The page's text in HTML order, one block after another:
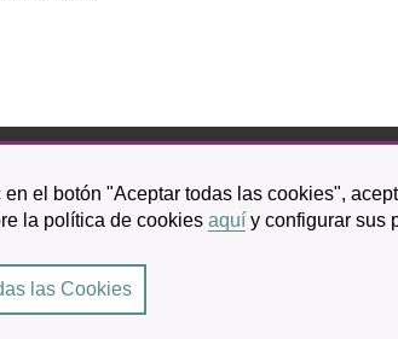
el botón "Aceptar todas las cookies",
la política de cookies aquí y configurar sus
las Cookies
de uso | Accesibilidad